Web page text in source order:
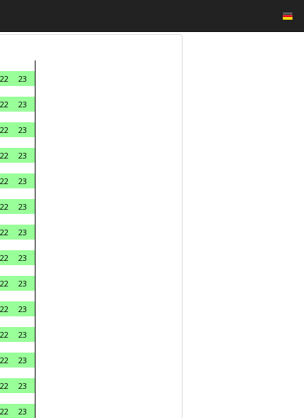
22
23
22
23
22
23
22
23
22
23
22
23
22
23
22
23
22
23
22
23
22
23
22
23
22
23
22
23